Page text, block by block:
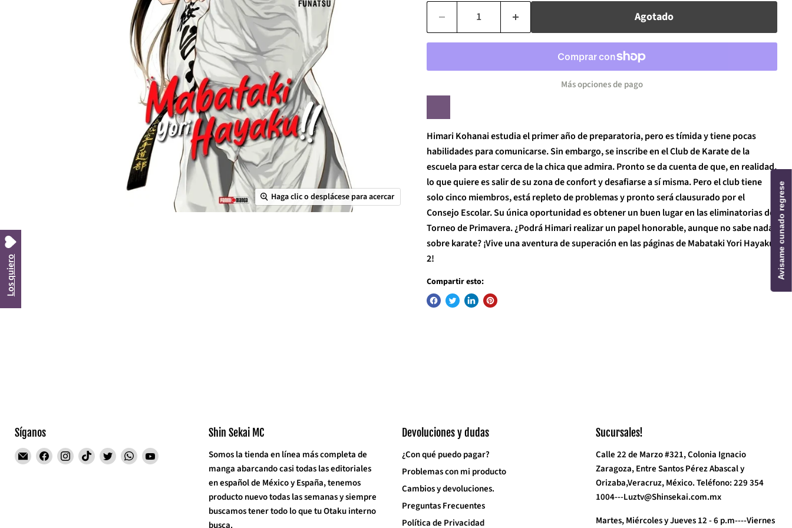
Haga clic o desplácese para acercar
Agotado
Más opciones de pago
Himari Kohanai estudia el primer año de preparatoria, pero es tímida y tiene pocas
habilidades para comunicarse. Sin embargo, se inscribe en el Club de Karate de la
escuela para estar cerca de la chica que admira. Pronto se da cuenta de que, en realidad,
lo que quiere es salir de su zona de confort y desafiarse a sí misma. Pero el club tiene
solo cinco miembros, está repleto de problemas y pronto será clausurado por el
Consejo Escolar. Su única oportunidad es obtener un buen lugar en las eliminatorias del
Torneo de Primavera. ¿Podrá Himari realizar un papel honorable, aunque no sabe nada
sobre karate? ¡Vive una aventura de superación en las páginas de Mabataki Yori Hayaku
2!
Compartir esto:
Síganos
Encuéntrenos
Encuéntrenos
Encuéntrenos
Encuéntrenos
Encuéntrenos
Encuéntrenos
Encuéntrenos
Shin Sekai MC
Somos la tienda en línea más completa de
manga abarcando casi todas las editoriales
en español de México y España, tenemos
producto nuevo todas las semanas y siempre
buscamos tener todo lo que tu Otaku interno
busca.
Devoluciones y dudas
¿Con qué puedo pagar?
Problemas con mi producto
Cambios y devoluciones.
Preguntas Frecuentes
Política de Privacidad
Sucursales!
Calle 22 de Marzo #321, Colonia Ignacio
Zaragoza, Entre Santos Pérez Abascal y
Orizaba,Veracruz, México. Teléfono: 229 354
1004---Luztv@Shinsekai.com.mx
Martes, Miércoles y Jueves 12 - 6 p.m----Viernes
Los quiero Avisame cunado regrese